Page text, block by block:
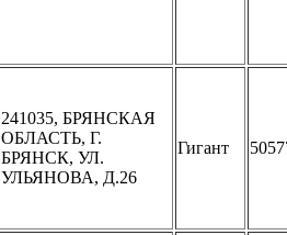
241035, БРЯНСКАЯ
ОБЛАСТЬ, Г.
БРЯНСК, УЛ.
УЛЬЯНОВА, Д.26
Гигант